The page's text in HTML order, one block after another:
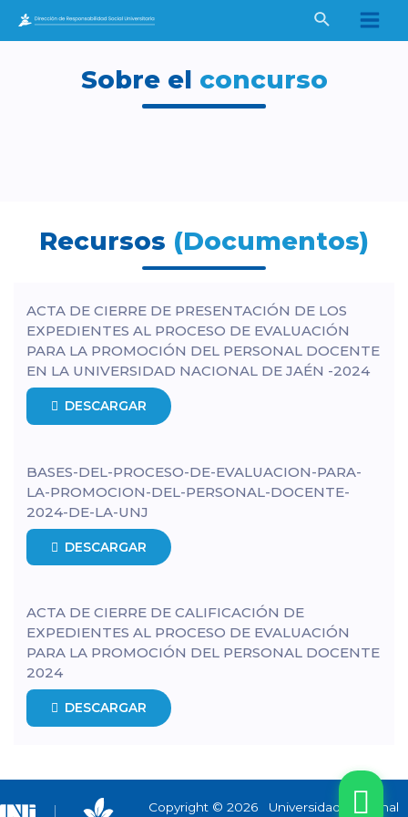
Buscar
Main
Sobre el concurso
Recursos (Documentos)
ACTA DE CIERRE DE PRESENTACIÓN DE LOS
EXPEDIENTES AL PROCESO DE EVALUACIÓN
PARA LA PROMOCIÓN DEL PERSONAL DOCENTE
EN LA UNIVERSIDAD NACIONAL DE JAÉN -2024
DESCARGAR
BASES-DEL-PROCESO-DE-EVALUACION-PARA-
LA-PROMOCION-DEL-PERSONAL-DOCENTE-
2024-DE-LA-UNJ
DESCARGAR
ACTA DE CIERRE DE CALIFICACIÓN DE
EXPEDIENTES AL PROCESO DE EVALUACIÓN
PARA LA PROMOCIÓN DEL PERSONAL DOCENTE
2024
DESCARGAR
Copyright © 2026 Universidad Nacional